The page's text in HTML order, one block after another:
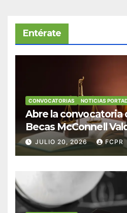
Entérate
CONVOCATORIAS NOTICIAS
Abre la convocatoria
Becas McConnell
Escudero Viera para
Derecho en Puerto
JULIO 20, 2026 FCPR